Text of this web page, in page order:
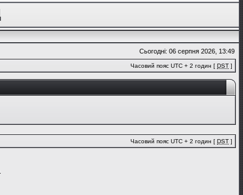
Сьогодні: 06 серпня 2026, 13:49
Часовий пояс UTC + 2 годин [ DST ]
Часовий пояс UTC + 2 годин [ DST ]